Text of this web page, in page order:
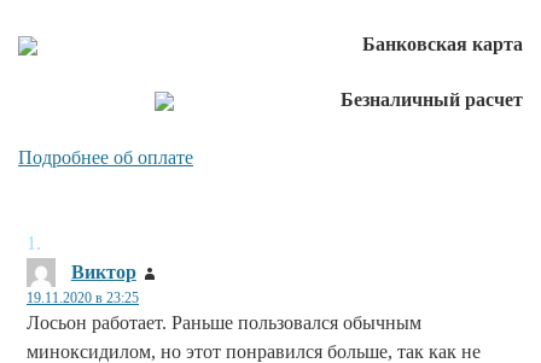
Банковская карта
Безналичный расчет
Подробнее об оплате
Виктор
19.11.2020 в 23:25
Лосьон работает. Раньше пользовался обычным
миноксидилом, но этот понравился больше, так как не